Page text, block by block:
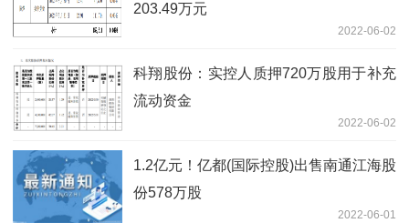
203.49万元
2022-06-02
科翔股份：实控人质押720万股用于补充
流动资金
2022-06-02
1.2亿元！亿都(国际控股)出售南通江海股
份578万股
2022-06-01